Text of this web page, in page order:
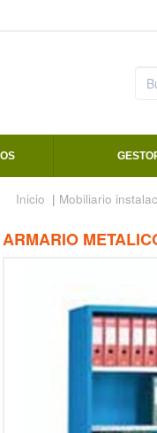
Inicio | Mobiliario
ARMARIO